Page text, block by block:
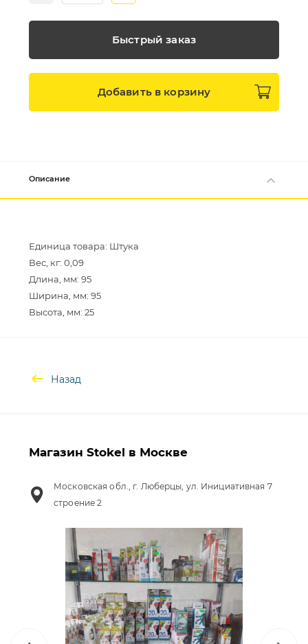
Быстрый заказ
Добавить в корзину
Описание
Единица товара: Штука
Вес, кг: 0,09
Длина, мм: 95
Ширина, мм: 95
Назад
Магазин Stokel в Москве
Московская обл., г. Люберцы, ул. Инициативная 7
строение 2